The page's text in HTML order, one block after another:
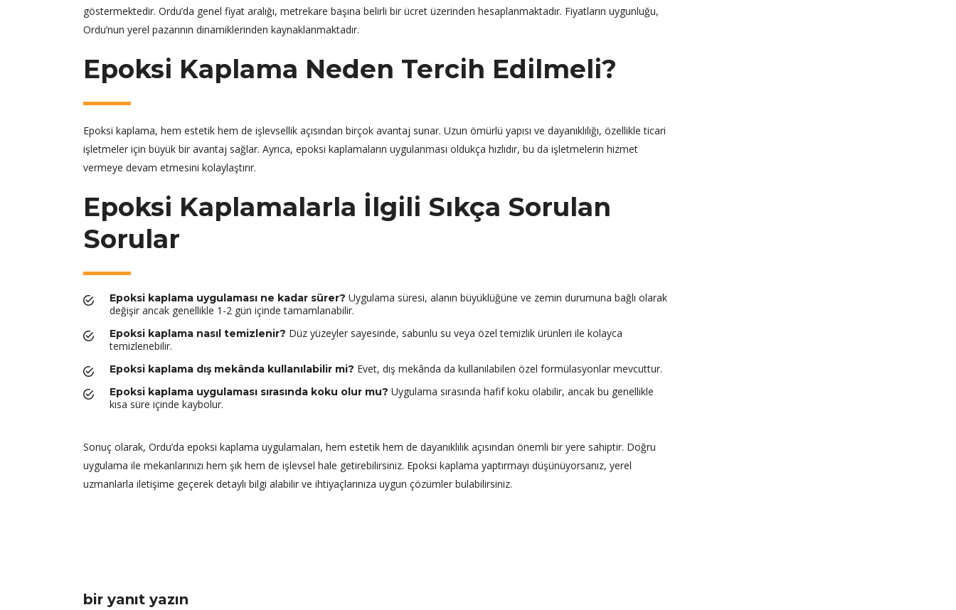
göstermektedir. Ordu’da genel fiyat aralığı, metrekare başına belirli bir ücret üzerinden hesaplanmaktadır. Fiyatların uygunluğu,
Ordu’nun yerel pazarının dinamiklerinden kaynaklanmaktadır.
Epoksi Kaplama Neden Tercih Edilmeli?
Epoksi kaplama, hem estetik hem de işlevsellik açısından birçok avantaj sunar. Uzun ömürlü yapısı ve dayanıklılığı, özellikle ticari
işletmeler için büyük bir avantaj sağlar. Ayrıca, epoksi kaplamaların uygulanması oldukça hızlıdır, bu da işletmelerin hizmet
vermeye devam etmesini kolaylaştırır.
Epoksi Kaplamalarla İlgili Sıkça Sorulan
Sorular
Epoksi kaplama uygulaması ne kadar sürer? Uygulama süresi, alanın büyüklüğüne ve zemin durumuna bağlı olarak
değişir ancak genellikle 1-2 gün içinde tamamlanabilir.
Epoksi kaplama nasıl temizlenir? Düz yüzeyler sayesinde, sabunlu su veya özel temizlik ürünleri ile kolayca
temizlenebilir.
Epoksi kaplama dış mekânda kullanılabilir mi? Evet, dış mekânda da kullanılabilen özel formülasyonlar mevcuttur.
Epoksi kaplama uygulaması sırasında koku olur mu? Uygulama sırasında hafif koku olabilir, ancak bu genellikle
kısa süre içinde kaybolur.
Sonuç olarak, Ordu’da epoksi kaplama uygulamaları, hem estetik hem de dayanıklılık açısından önemli bir yere sahiptir. Doğru
uygulama ile mekanlarınızı hem şık hem de işlevsel hale getirebilirsiniz. Epoksi kaplama yaptırmayı düşünüyorsanız, yerel
uzmanlarla iletişime geçerek detaylı bilgi alabilir ve ihtiyaçlarınıza uygun çözümler bulabilirsiniz.
bir yanıt yazın